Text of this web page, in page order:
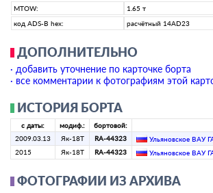
MTOW:
1.65 т
код ADS-B hex:
расчётный 14AD23
ДОПОЛНИТЕЛЬНО
· добавить уточнение по карточке борта
· все комментарии к фотографиям этой
ИСТОРИЯ БОРТА
с даты: модиф.: бортовой:
2009.03.13
Як-18Т RA-44323 Ульяновское ВАУ
2015
Як-18Т RA-44323 Ульяновское ВАУ
ФОТОГРАФИИ ИЗ АРХИВА